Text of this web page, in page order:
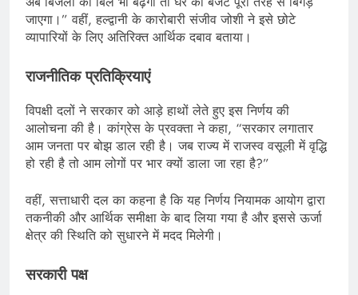
जाएगा।” वहीं, हल्द्वानी के कारोबारी संजीव जोशी ने इसे छोटे
व्यापारियों के लिए अतिरिक्त आर्थिक दबाव बताया।
राजनीतिक प्रतिक्रियाएं
विपक्षी दलों ने सरकार को आड़े हाथों लेते हुए इस निर्णय की
आलोचना की है। कांग्रेस के प्रवक्ता ने कहा, “सरकार लगातार
आम जनता पर बोझ डाल रही है। जब राज्य में राजस्व वसूली में वृद्धि
हो रही है तो आम लोगों पर भार क्यों डाला जा रहा है?”
वहीं, सत्ताधारी दल का कहना है कि यह निर्णय नियामक आयोग द्वारा
तकनीकी और आर्थिक समीक्षा के बाद लिया गया है और इससे ऊर्जा
क्षेत्र की स्थिति को सुधारने में मदद मिलेगी।
सरकारी पक्ष